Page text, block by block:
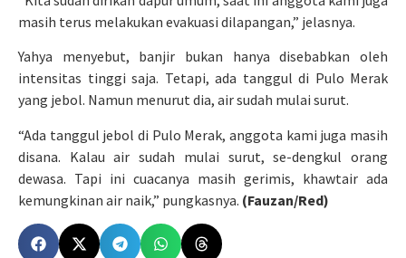
masih terus melakukan evakuasi dilapangan,” jelasnya.
Yahya menyebut, banjir bukan hanya disebabkan oleh
intensitas tinggi saja. Tetapi, ada tanggul di Pulo Merak
yang jebol. Namun menurut dia, air sudah mulai surut.
“Ada tanggul jebol di Pulo Merak, anggota kami juga masih
disana. Kalau air sudah mulai surut, se-dengkul orang
dewasa. Tapi ini cuacanya masih gerimis, khawtair ada
kemungkinan air naik,” pungkasnya. (Fauzan/Red)